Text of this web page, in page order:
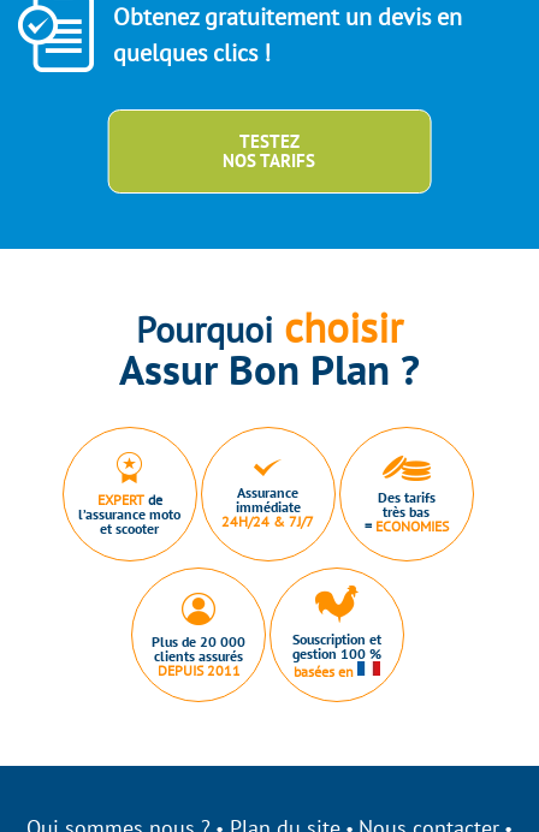
Obtenez gratuitement un devis en
quelques clics !
TESTEZ
NOS TARIFS
Pourquoi choisir
Assur Bon Plan ?
EXPERTde
l’assurance moto
et scooter
Assurance
immédiate
24H/24 & 7J/7
Des tarifs
très bas
= ECONOMIES
Plus de 20 000
clients assurés
DEPUIS 2011
Souscription et
gestion 100 %
basées en